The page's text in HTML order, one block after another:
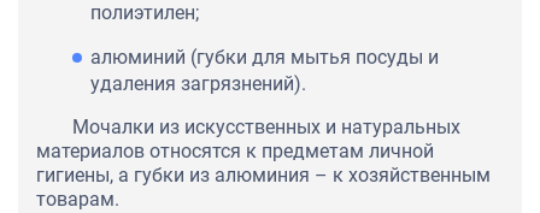
полиэтилен;
алюминий (губки для мытья посуды и
удаления загрязнений).
Мочалки из искусственных и натуральных
материалов относятся к предметам личной
гигиены, а губки из алюминия – к хозяйственным
товарам.